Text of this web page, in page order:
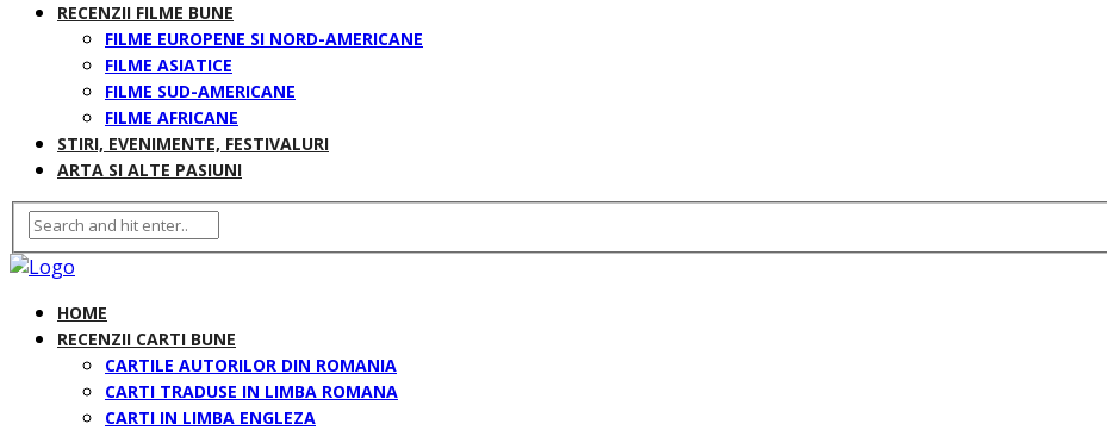
RECENZII FILME BUNE
FILME EUROPENE SI NORD-AMERICANE
FILME ASIATICE
FILME SUD-AMERICANE
FILME AFRICANE
STIRI, EVENIMENTE, FESTIVALURI
ARTA SI ALTE PASIUNI
HOME
RECENZII CARTI BUNE
CARTILE AUTORILOR DIN ROMANIA
CARTI TRADUSE IN LIMBA ROMANA
CARTI IN LIMBA ENGLEZA